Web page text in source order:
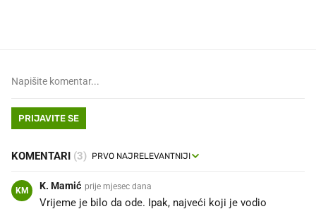
PRIJAVITE SE
KOMENTARI (3)
KM K. Mamić prije mjesec dana
Vrijeme je bilo da ode. Ipak, najveći koji je vodio